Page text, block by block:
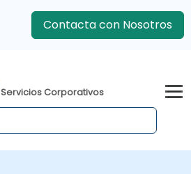
Contacta con Nosotros
Servicios Corporativos